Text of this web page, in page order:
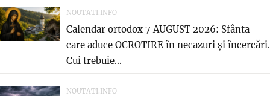
NOUTATI.INFO
Calendar ortodox 7 AUGUST 2026: Sfânta
care aduce OCROTIRE în necazuri și încercări.
Cui trebuie...
NOUTATI.INFO